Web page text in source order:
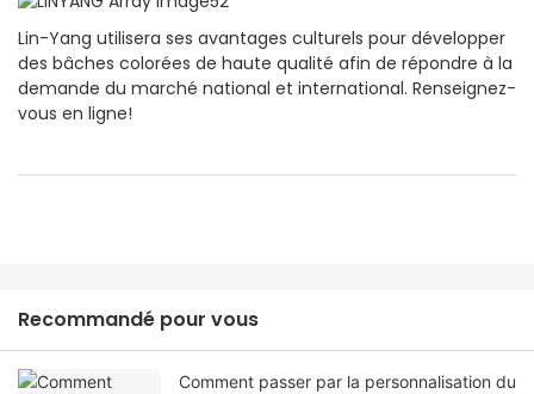
Lin-Yang utilisera ses avantages culturels pour développer
des bâches colorées de haute qualité afin de répondre à la
demande du marché national et international. Renseignez-
vous en ligne!
Recommandé pour vous
Comment passer par la personnalisation du